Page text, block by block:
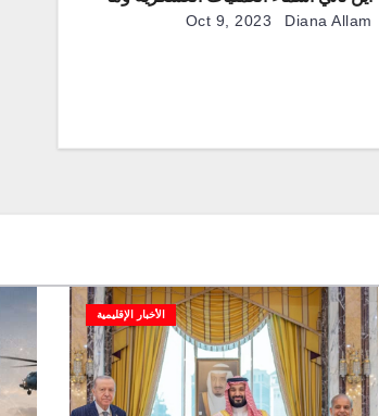
سرها؟
Oct 9, 2023 Diana Allam
الأخبار الإقليمية